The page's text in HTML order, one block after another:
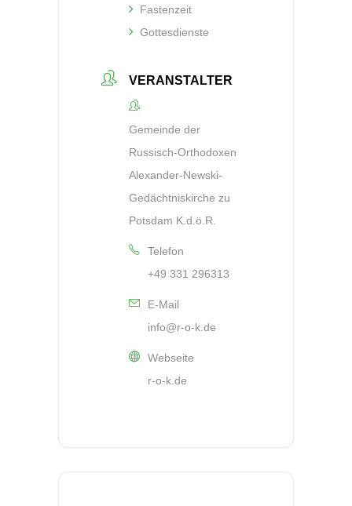
Fastenzeit
Gottesdienste
VERANSTALTER
Gemeinde der
Russisch-Orthodoxen
Alexander-Newski-
Gedächtniskirche zu
Potsdam K.d.ö.R.
Telefon
+49 331 296313
E-Mail
info@r-o-k.de
Webseite
r-o-k.de